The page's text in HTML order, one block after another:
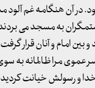
در آن هنگامه غم آلود
ستمگران به مسجد می
امام و آنان قرار
عموی مرا ظالمانه به
و رسولش خیانت